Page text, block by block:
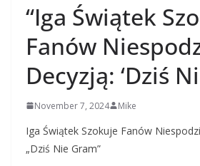
“Iga Świątek
Fanów
Decyzją: ‘Dziś
November 7, 2024 Mike
Iga Świątek Szokuje Fanów
„Dziś Nie Gram”